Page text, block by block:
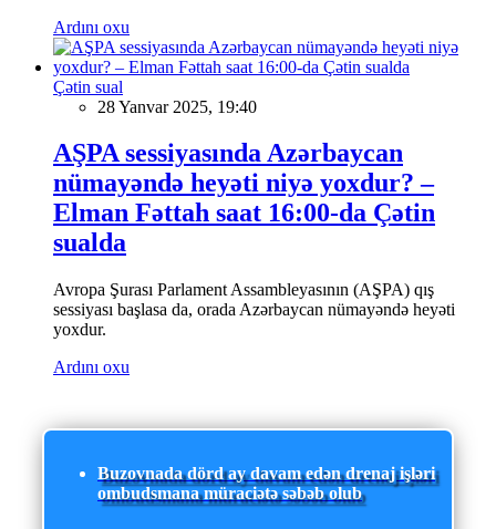
Ardını oxu
Çətin sual
28 Yanvar 2025, 19:40
AŞPA sessiyasında Azərbaycan
nümayəndə heyəti niyə yoxdur? –
Elman Fəttah saat 16:00-da Çətin
sualda
Avropa Şurası Parlament Assambleyasının (AŞPA) qış
sessiyası başlasa da, orada Azərbaycan nümayəndə heyəti
yoxdur.
Ardını oxu
Buzovnada dörd ay davam edən drenaj işləri
ombudsmana müraciətə səbəb olub